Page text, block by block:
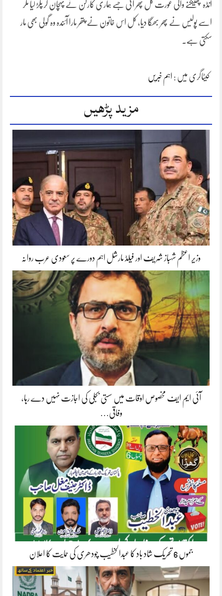
انڈہ پھینکنے والی عورت کل پھر آئی جسے ہماری کارکن نے پہچان کر پکڑ لیا مگر
اسے پولیس نے پھر بھگا دیا، کل اس خاتون نے پتھر مارا آئندہ وہ گولی بھی مار
سکتی ہے۔
کیٹاگری میں : اہم خبریں
مزید پڑھیں
وزیر اعظم شہباز شریف اور فیلڈ مارشل اہم دورے پر سعودی عرب روانہ
آئی ایم ایف مخصوص اوقات میں سستی بجلی کی اجازت نہیں دے رہا،
وفاقی…
جموں 6 تحریک شاد باد کا عبدالخطیب چودھری کی حمایت کا اعلان